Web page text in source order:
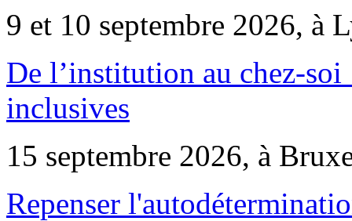
9 et 10 septembre 2026, à
De l’institution au chez-
inclusives
15 septembre 2026, à
Repenser